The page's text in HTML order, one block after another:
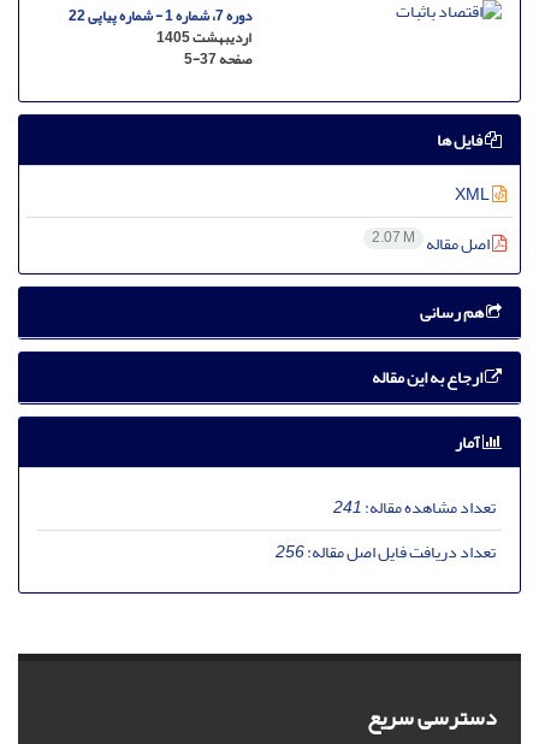
دوره 7، شماره 1 - شماره پیاپی 22
اردیبهشت 1405
صفحه5-37
فایل ها
اصل مقاله 2.07 M
هم رسانی
ارجاع به این مقاله
آمار
تعداد مشاهده مقاله:241
تعداد دریافت فایل اصل مقاله:256
دسترسی سریع